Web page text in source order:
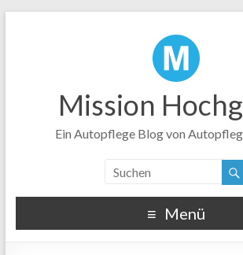
Mission
Ein Autopflege Blog von
Menü